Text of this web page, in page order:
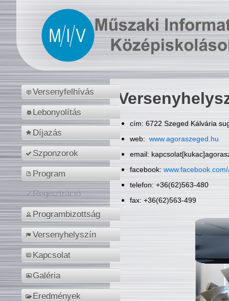
Versenyfelhívás
Lebonyolítás
Díjazás
Szponzorok
Program
Regisztráció
Programbizottság
Versenyhelyszín
Kapcsolat
Galéria
Eredmények
cím: 6722 Szeged Kálvária
web: www.agoraszeged.hu
email:
facebook:
telefon: +36(62)563-480
fax: +36(62)563-499